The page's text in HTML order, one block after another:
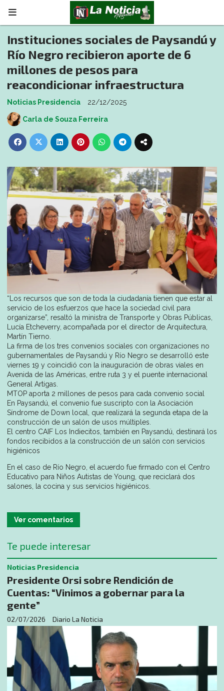
Instituciones sociales de Paysandú y
Río Negro recibieron aporte de 6
millones de pesos para
reacondicionar infraestructura
Noticias Presidencia 22/12/2025
Carla de Souza Ferreira
“Los recursos que son de toda la ciudadanía tienen que estar al
servicio de los esfuerzos que hace la sociedad civil para
organizarse”, resaltó la ministra de Transporte y Obras Públicas,
Lucía Etcheverry, acompañada por el director de Arquitectura,
Martín Tierno.
La firma de los tres convenios sociales con organizaciones no
gubernamentales de Paysandú y Río Negro se desarrolló este
viernes 19 y coincidió con la inauguración de obras viales en
Avenida de las Américas, entre ruta 3 y el puente internacional
General Artigas.
MTOP aporta 2 millones de pesos para cada convenio social
En Paysandú, el convenio fue suscripto con la Asociación
Síndrome de Down local, que realizará la segunda etapa de la
construcción de un salón de usos múltiples.
El centro CAIF Los Indiecitos, también en Paysandú, destinará los
fondos recibidos a la construcción de un salón con servicios
higiénicos
En el caso de Río Negro, el acuerdo fue firmado con el Centro
Educativo para Niños Autistas de Young, que reciclará dos
salones, la cocina y sus servicios higiénicos.
Ver comentarios
Te puede interesar
Presidente Orsi sobre Rendición de
Cuentas: “Vinimos a gobernar para la
gente”
Diario La Noticia
Noticias Presidencia
02/07/2026